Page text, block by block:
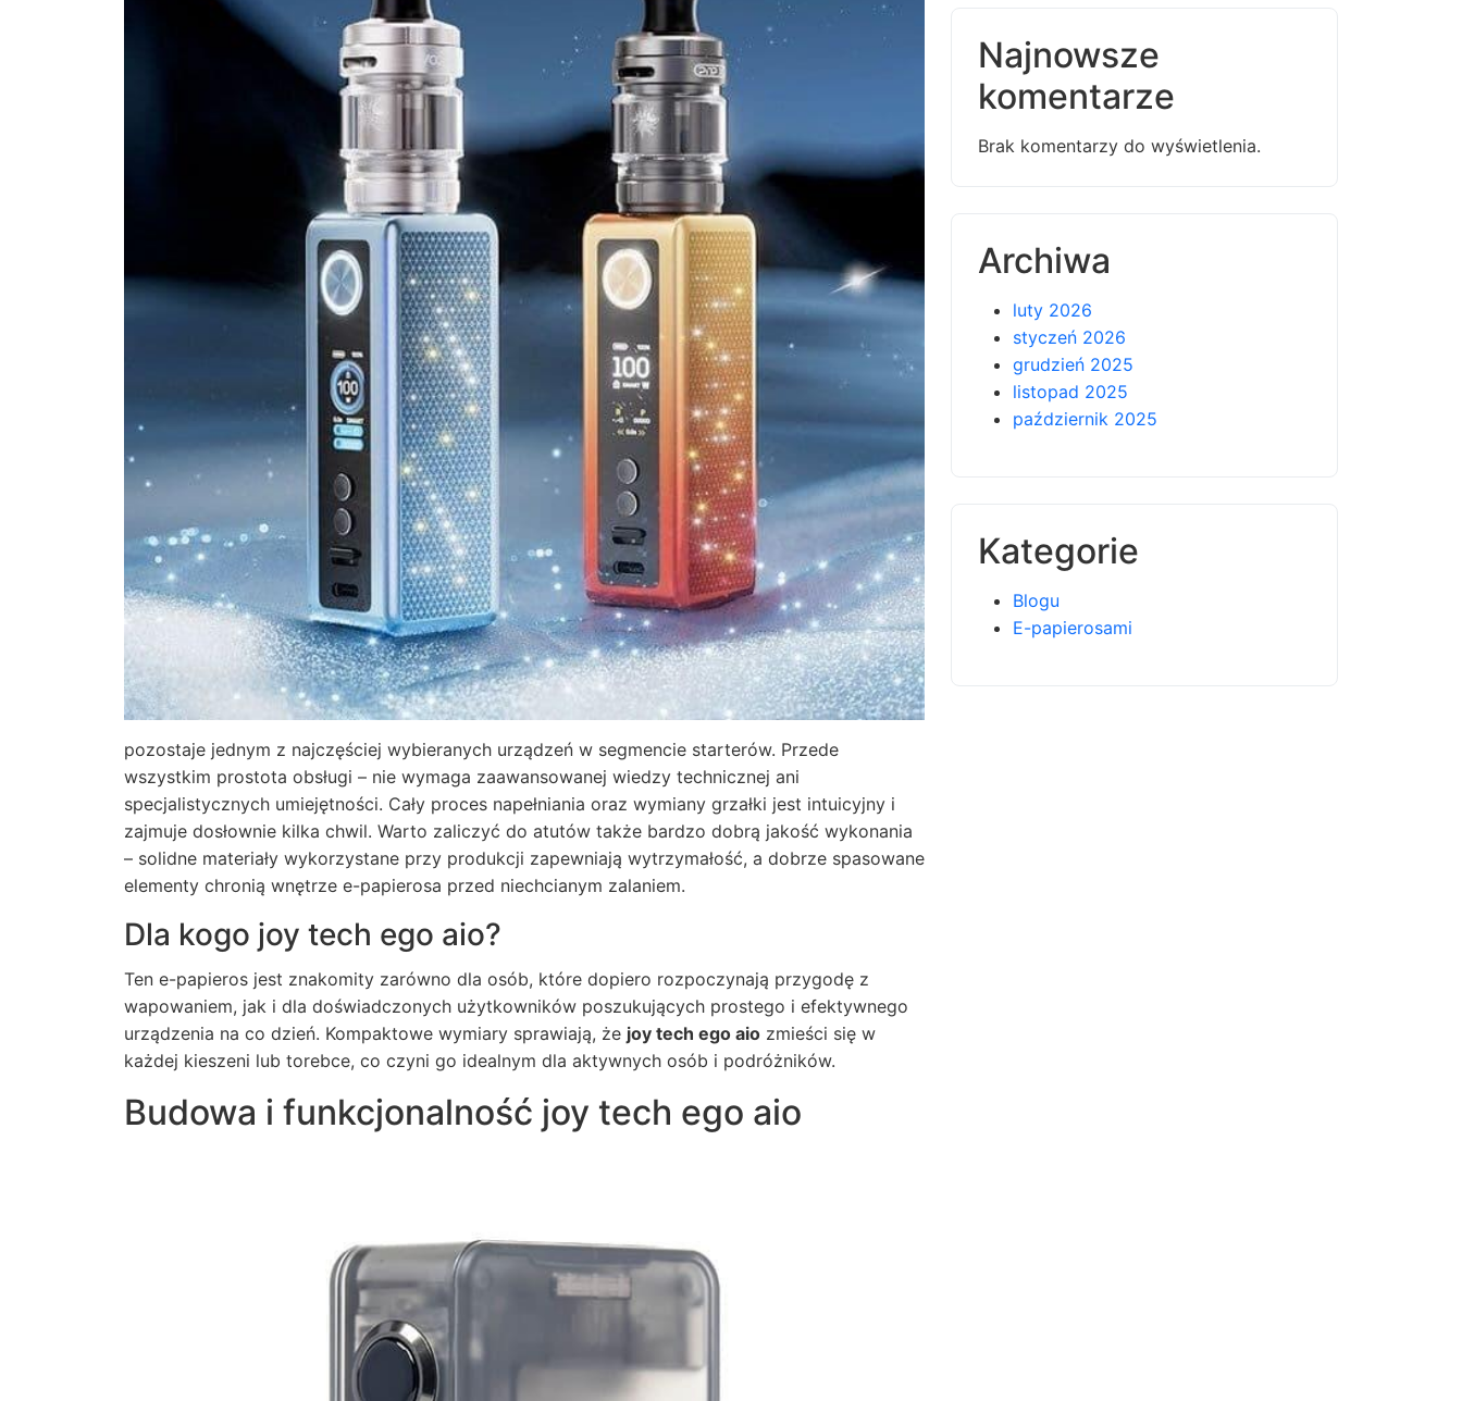
pozostaje jednym z najczęściej wybieranych urządzeń w segmencie starterów. Przede
wszystkim prostota obsługi – nie wymaga zaawansowanej wiedzy technicznej ani
specjalistycznych umiejętności. Cały proces napełniania oraz wymiany grzałki jest intuicyjny i
zajmuje dosłownie kilka chwil. Warto zaliczyć do atutów także bardzo dobrą jakość wykonania
– solidne materiały wykorzystane przy produkcji zapewniają wytrzymałość, a dobrze spasowane
elementy chronią wnętrze e-papierosa przed niechcianym zalaniem.
Dla kogo joy tech ego aio?
Ten e-papieros jest znakomity zarówno dla osób, które dopiero rozpoczynają przygodę z
wapowaniem, jak i dla doświadczonych użytkowników poszukujących prostego i efektywnego
urządzenia na co dzień. Kompaktowe wymiary sprawiają, że joy tech ego aio zmieści się w
każdej kieszeni lub torebce, co czyni go idealnym dla aktywnych osób i podróżników.
Budowa i funkcjonalność joy tech ego aio
Najnowsze
komentarze
Brak komentarzy do wyświetlenia.
Archiwa
luty 2026
styczeń 2026
grudzień 2025
listopad 2025
październik 2025
Kategorie
Blogu
E-papierosami